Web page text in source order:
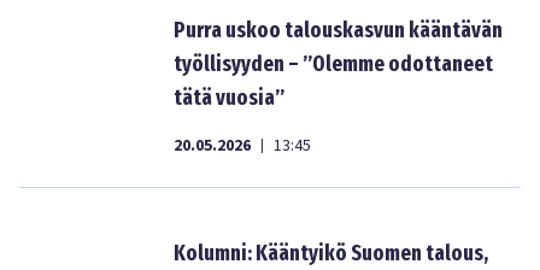
Purra uskoo talouskasvun kääntävän
työllisyyden – ”Olemme odottaneet
tätä vuosia”
20.05.2026 | 13:45
Kolumni: Kääntyikö Suomen talous,